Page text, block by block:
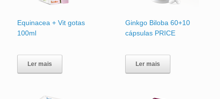
Equinacea + Vit gotas
100ml
Ler mais
Ginkgo Biloba 60+10
cápsulas PRICE
Ler mais